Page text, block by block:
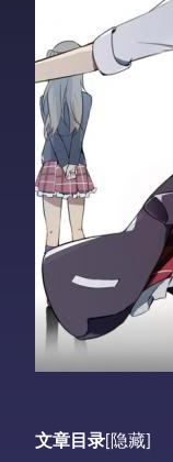
文章目录[隐藏]